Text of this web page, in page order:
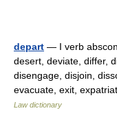
depart — I verb
desert, deviate, differ,
disengage, disjoin,
evacuate, exit,
Law dictionary